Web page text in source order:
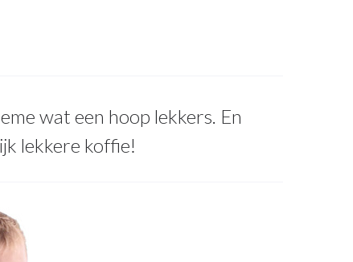
wat een hoop lekkers. En
lekkere koffie!